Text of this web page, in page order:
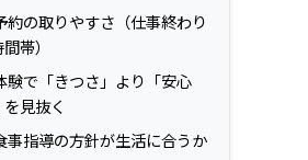
の取りやすさ（仕事終わり
帯）
で「きつさ」より「安心
見抜く
指導の方針が生活に合うか